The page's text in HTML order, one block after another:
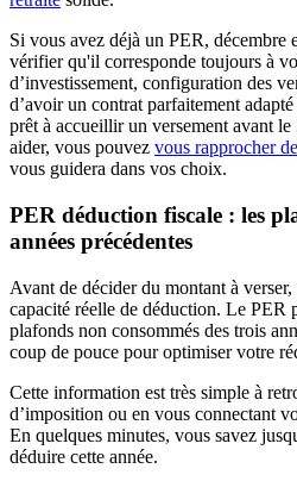
Si vous avez déjà un PER, décembre
vérifier qu'il corresponde toujours à
d’investissement, configuration des
d’avoir un contrat parfaitement
prêt à accueillir un versement avant
aider, vous pouvez vous rapprocher
vous guidera dans vos choix.
PER déduction fiscale : les
années précédentes
Avant de décider du montant à
capacité réelle de déduction. Le PER
plafonds non consommés des trois
coup de pouce pour optimiser votre
Cette information est très simple à
d’imposition ou en vous connectant
En quelques minutes, vous savez
déduire cette année.